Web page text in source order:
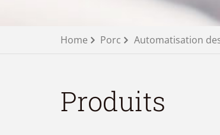
Home Porc Automatisation
Produits